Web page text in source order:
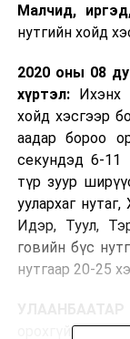
Малчид,
нутгийн хойд
2020 оны 08
хүртэл:Ихэнх
хойд хэсгээр
аадар бороо
секундэд 6-11
түр зуур
уулархаг
Идэр, Туул,
говийн бүс
нутгаар 20-25
орохгүй.